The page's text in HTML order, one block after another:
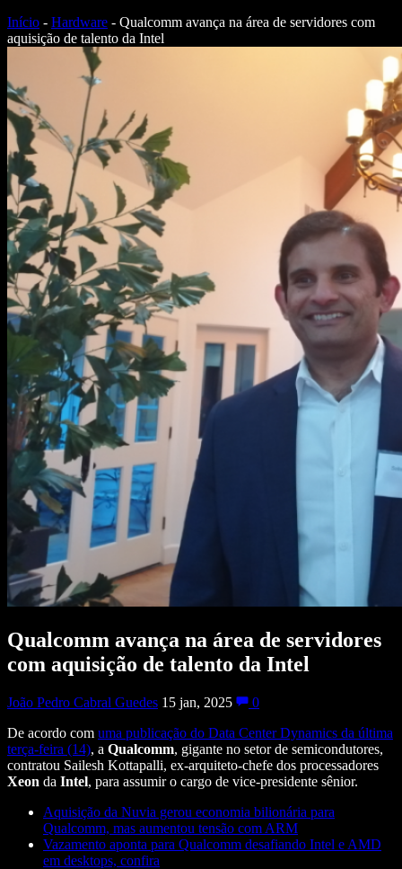
Início - Hardware - Qualcomm avança na área de servidores com
aquisição de talento da Intel
Qualcomm avança na área de servidores
com aquisição de talento da Intel
João Pedro Cabral Guedes 15 jan, 2025
0
De acordo com uma publicação do Data Center Dynamics da última
terça-feira (14), a Qualcomm, gigante no setor de semicondutores,
contratou Sailesh Kottapalli, ex-arquiteto-chefe dos processadores
Xeon da Intel, para assumir o cargo de vice-presidente sênior.
Aquisição da Nuvia gerou economia bilionária para
Qualcomm, mas aumentou tensão com ARM
Vazamento aponta para Qualcomm desafiando Intel e AMD
em desktops, confira